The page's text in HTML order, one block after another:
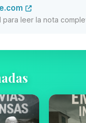
leer la nota